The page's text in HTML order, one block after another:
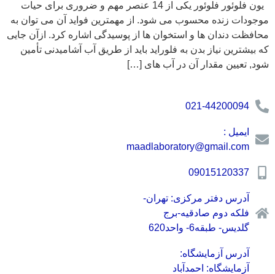
یون فلوئور فلوئور یکی از 14 عنصر مهم و ضروری برای حیات
موجودات زنده محسوب می شود. از مهمترین فواید آن می توان به
محافظت دندان ها و استخوان ها از پوسیدگی اشاره کرد. ازآن جایی
که بیشترین نیاز بدن به فلوراید باید از طریق آب آشامیدنی تأمین
شود, تعیین مقدار آن در آب های […]
021-44200094
ایمیل :
maadlaboratory@gmail.com
09015120337
آدرس دفتر مرکزی: تهران-
فلکه دوم صادقیه-برج
گلدیس- طبقه6- واحد620
آدرس آزمایشگاه:
آزمایشگاه: احمدآباد